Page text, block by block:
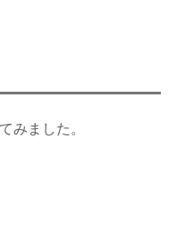
みました。